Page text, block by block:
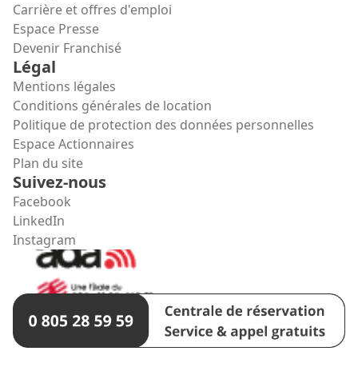
Carrière et offres d'emploi
Espace Presse
Devenir Franchisé
Légal
Mentions légales
Conditions générales de location
Politique de protection des données personnelles
Espace Actionnaires
Plan du site
Suivez-nous
Facebook
LinkedIn
Instagram